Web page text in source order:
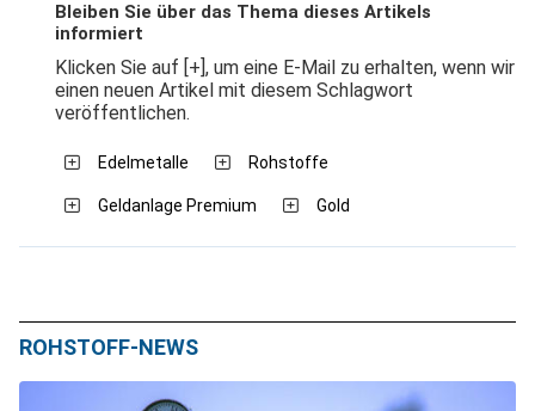
Bleiben Sie über das Thema dieses Artikels
informiert
Klicken Sie auf [+], um eine E-Mail zu erhalten, wenn wir
einen neuen Artikel mit diesem Schlagwort
veröffentlichen.
Edelmetalle Rohstoffe
Geldanlage Premium Gold
ROHSTOFF-NEWS